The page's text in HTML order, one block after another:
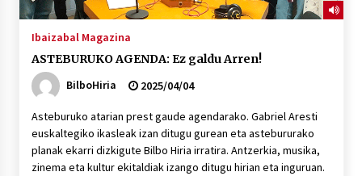
Ibaizabal Magazina
ASTEBURUKO AGENDA: Ez galdu Arren!
BilboHiria
2025/04/04
Asteburuko atarian prest gaude agendarako. Gabriel Aresti
euskaltegiko ikasleak izan ditugu gurean eta astebururako
planak ekarri dizkigute Bilbo Hiria irratira. Antzerkia, musika,
zinema eta kultur ekitaldiak izango ditugu hirian eta inguruan.